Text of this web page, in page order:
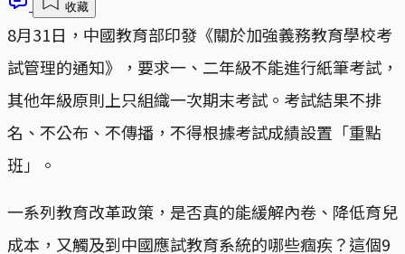
收藏
8月31日，中國教育部印發《關於加強義務教育學校考
試管理的通知》，要求一、二年級不能進行紙筆考試，
其他年級原則上只組織一次期末考試。考試結果不排
名、不公布、不傳播，不得根據考試成績設置「重點
班」。
一系列教育改革政策，是否真的能緩解內卷、降低育兒
成本，又觸及到中國應試教育系統的哪些痼疾？這個9